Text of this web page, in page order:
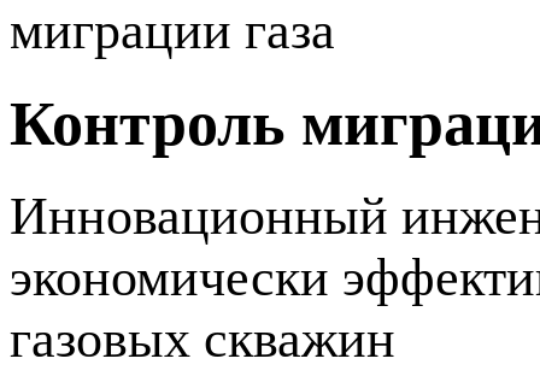
миграции газа
Контроль
Инновационный
экономически
газовых скважин